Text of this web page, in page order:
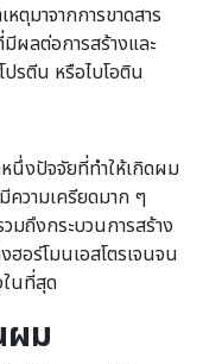
ตุมาจากการขาดสาร
มีผลต่อการสร้างและ
รตีน หรือไบโอติน
นึ่งปัจจัยที่ทำให้เกิดผม
วามเครียดมาก ๆ
มถึงกระบวนการสร้าง
อร์โมนเอสโตรเจนจน
ในที่สุด
ผม